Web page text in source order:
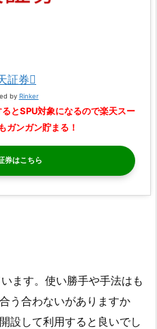
証券
by Rinker
とSPU対象になるので楽天スー
ガンガン貯まる！
券
ます。使い勝手や手法はも
う合わないがありますか
設して利用すると良いでし